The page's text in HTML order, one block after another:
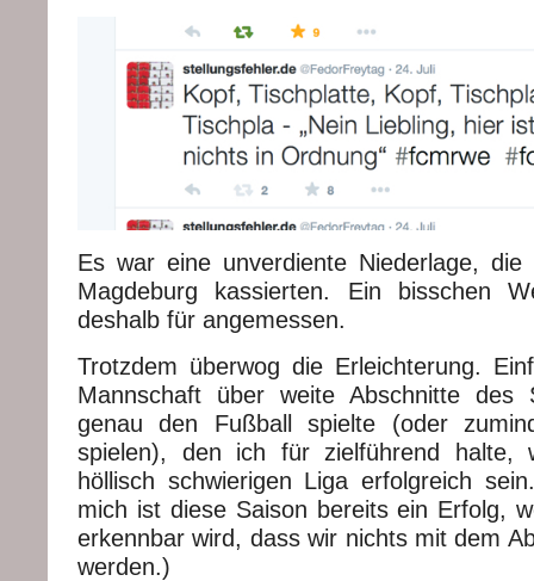
Es war eine unverdiente Niederlage,
Magdeburg kassierten. Ein bisschen
deshalb für angemessen.
Trotzdem überwog die Erleichterung.
Mannschaft über weite Abschnitte des
genau den Fußball spielte (oder
spielen), den ich für zielführend halte,
höllisch schwierigen Liga erfolgreich
mich ist diese Saison bereits ein Erfolg,
erkennbar wird, dass wir nichts mit dem
werden.)